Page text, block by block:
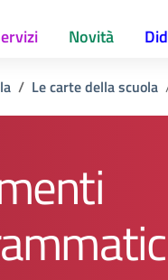
Novità
Le carte della scuola